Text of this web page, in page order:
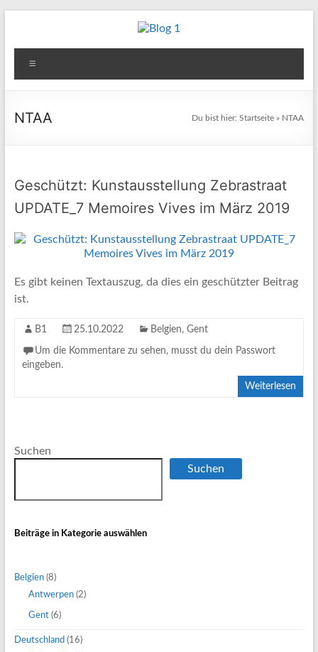
Blog
1
Reisen
Fotos
Kultur
&
NTAA Du bist hier:Startseite » NTAA
Geschützt: Kunstausstellung Zebrastraat
UPDATE_7 Memoires Vives im März 2019
Es gibt keinen Textauszug, da dies ein geschützter Beitrag
ist.
B1 25.10.2022 Belgien, Gent
Um die Kommentare zu sehen, musst du dein Passwort
eingeben.
Weiterlesen
Suchen
Suchen
Beiträge in Kategorie auswählen
Belgien(8)
Antwerpen(2)
Gent(6)
Deutschland (16)